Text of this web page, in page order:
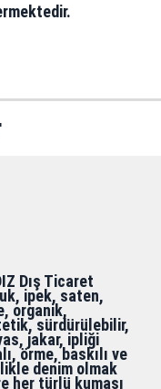
Dış Ticaret
ipek, saten,
organik,
sürdürülebilir,
jakar, ipliği
örme, baskılı ve
denim olmak
her türlü kumaşı